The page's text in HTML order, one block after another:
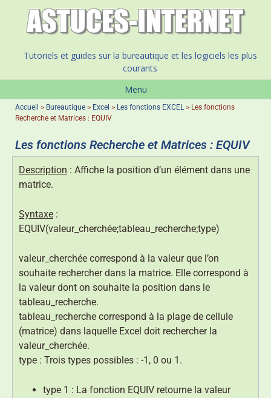
Tutoriels et guides sur la bureautique et les logiciels les plus
courants
Menu
Accueil > Bureautique > Excel > Les fonctions EXCEL> Les fonctions
Recherche et Matrices : EQUIV
Les fonctions Recherche et Matrices : EQUIV
Description : Affiche la position d’un élément dans une
matrice.
Syntaxe :
EQUIV(valeur_cherchée;tableau_recherche;type)
valeur_cherchée correspond à la valeur que l’on
souhaite rechercher dans la matrice. Elle correspond à
la valeur dont on souhaite la position dans le
tableau_recherche.
tableau_recherche correspond à la plage de cellule
(matrice) dans laquelle Excel doit rechercher la
valeur_cherchée.
type : Trois types possibles : -1, 0 ou 1.
type 1 : La fonction EQUIV retourne la valeur